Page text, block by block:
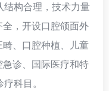
结构合理，技术力量
，开设口腔颌面外
、口腔种植、儿童
诊、国际医疗和特
科目。